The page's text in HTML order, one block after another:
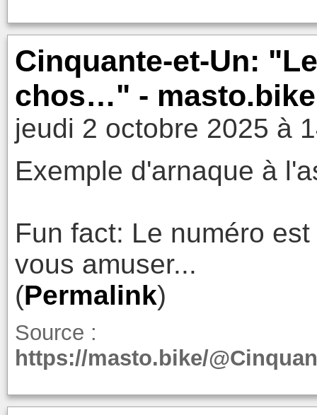
Cinquante-et-Un:
chos…" - masto.bike
jeudi 2 octobre 2025 à
Exemple d'arnaque à
Fun fact: Le numéro
vous amuser...
(Permalink)
Source :
https://masto.bike/